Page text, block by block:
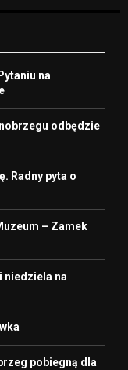
na
odbędzie
Radny pyta o
– Zamek
niedziela na
pobiegną dla